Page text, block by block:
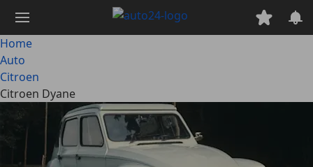
contenuto
principale
Home
Auto
Citroen
Citroen Dyane